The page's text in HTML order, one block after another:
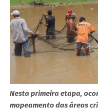
Nesta primeira etapa,
mapeamento das áreas